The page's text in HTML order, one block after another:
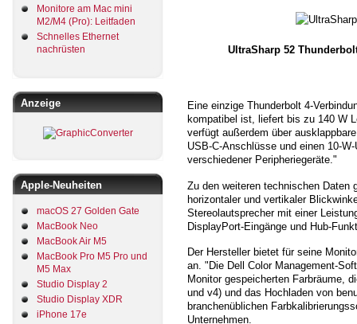
Monitore am Mac mini
M2/M4 (Pro): Leitfaden
Schnelles Ethernet
nachrüsten
Anzeige
Apple-Neuheiten
macOS 27 Golden Gate
MacBook Neo
MacBook Air M5
MacBook Pro M5 Pro und
M5 Max
Studio Display 2
Studio Display XDR
iPhone 17e
UltraSharp 52
Eine einzige Thunderbolt 4-
kompatibel ist, liefert bis zu 140 W
verfügt außerdem über
USB-C-Anschlüsse und einen 10-
verschiedener Peripheriegeräte."
Zu den weiteren technischen Daten
horizontaler und vertikaler
Stereolautsprecher mit einer
DisplayPort-Eingänge und Hub-
Der Hersteller bietet für seine
an. "Die Dell Color Management-
Monitor gespeicherten Farbräume,
und v4) und das Hochladen von
branchenüblichen
Unternehmen.